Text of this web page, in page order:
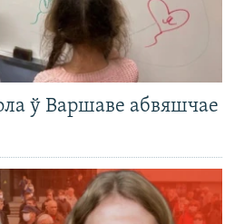
ў Варшаве абвяшчае